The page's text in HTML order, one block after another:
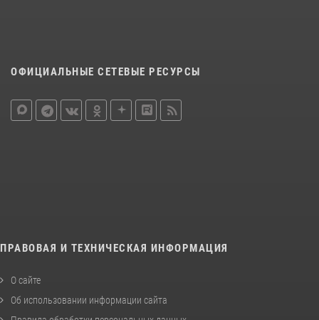
ОФИЦИАЛЬНЫЕ СЕТЕВЫЕ РЕСУРСЫ
ПРАВОВАЯ И ТЕХНИЧЕСКАЯ ИНФОРМАЦИЯ
О сайте
Об использовании информации сайта